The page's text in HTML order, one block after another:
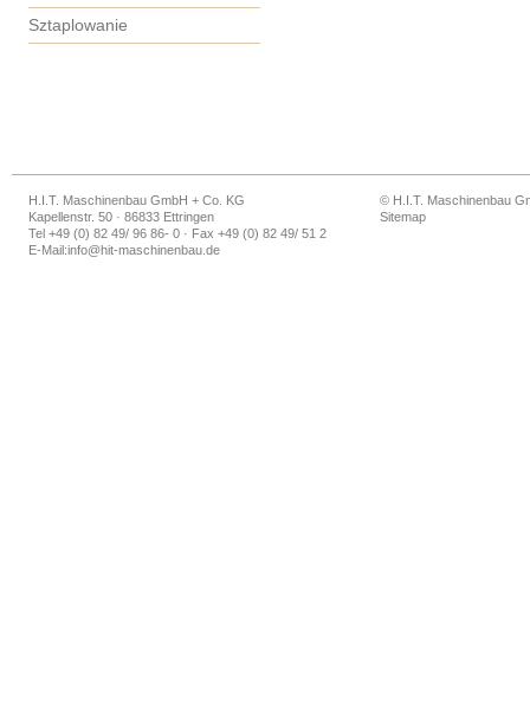
Sztaplowanie
H.I.T. Maschinenbau GmbH + Co. KG
Kapellenstr. 50 · 86833 Ettringen
Tel +49 (0) 82 49/ 96 86- 0 · Fax +49 (0) 82 49/ 51 2
E-Mail:info@hit-maschinenbau.de
© H.I.T. Maschinenbau
Sitemap